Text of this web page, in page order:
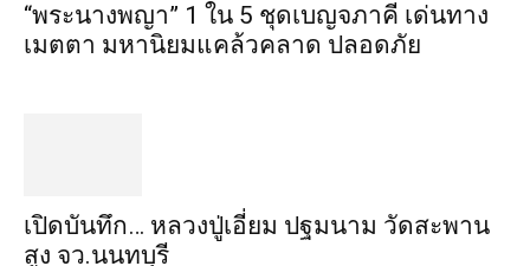
“พระ​นาง​พญา” 1 ใน 5​ ชุดเบญจ​ภาคี​ เด่นทาง
เมตตา​ มหา​นิยม​แคล้วคลาด​ ปลอดภัย​
เปิดบันทึก… หลวงปู่เอี่ยม ​ปฐม​นาม​ วัดสะพาน
สูง​ จว.นนทบุรี